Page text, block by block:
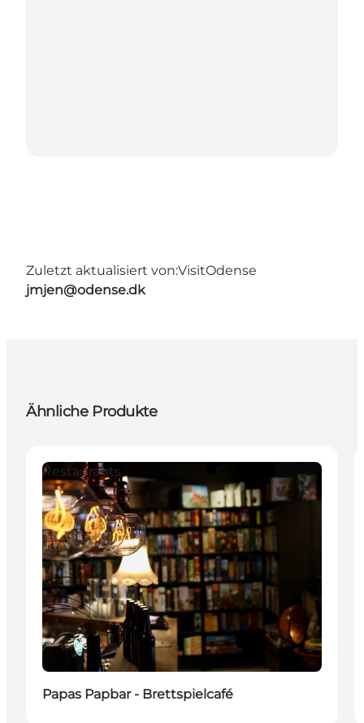
Zuletzt aktualisiert von:VisitOdense
jmjen@odense.dk
Ähnliche Produkte
Restaurants
Papas Papbar - Brettspielcafé